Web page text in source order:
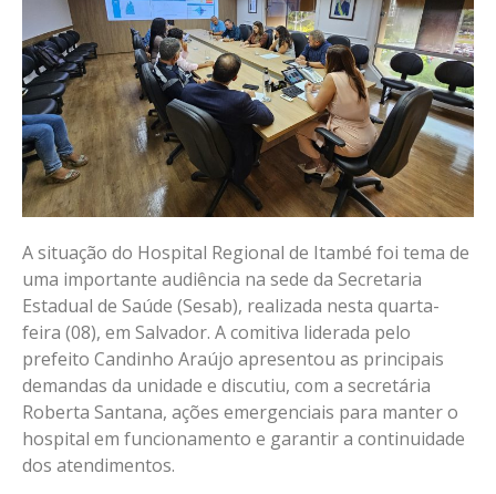
A situação do Hospital Regional de Itambé foi tema de
uma importante audiência na sede da Secretaria
Estadual de Saúde (Sesab), realizada nesta quarta-
feira (08), em Salvador. A comitiva liderada pelo
prefeito Candinho Araújo apresentou as principais
demandas da unidade e discutiu, com a secretária
Roberta Santana, ações emergenciais para manter o
hospital em funcionamento e garantir a continuidade
dos atendimentos.